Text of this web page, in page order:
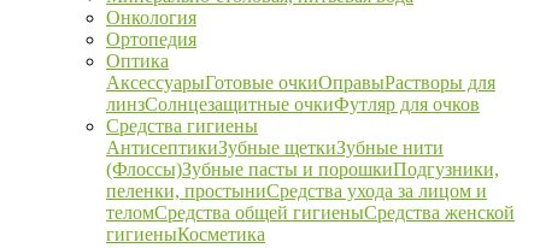
Онкология
Ортопедия
Оптика
АксессуарыГотовые очкиОправыРастворы для
линзСолнцезащитные очкиФутляр для очков
Средства гигиены
АнтисептикиЗубные щеткиЗубные нити
(Флоссы)Зубные пасты и порошкиПодгузники,
пеленки, простыниСредства ухода за лицом и
теломСредства общей гигиеныСредства женской
гигиеныКосметика